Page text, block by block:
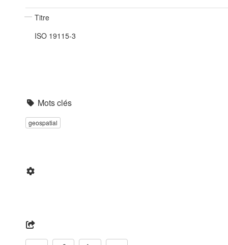
Titre
ISO 19115-3
Mots clés
geospatial